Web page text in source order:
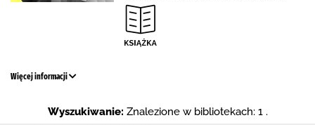
Więcej informacji
Wyszukiwanie: Znalezione w bibliotekach: 1 .